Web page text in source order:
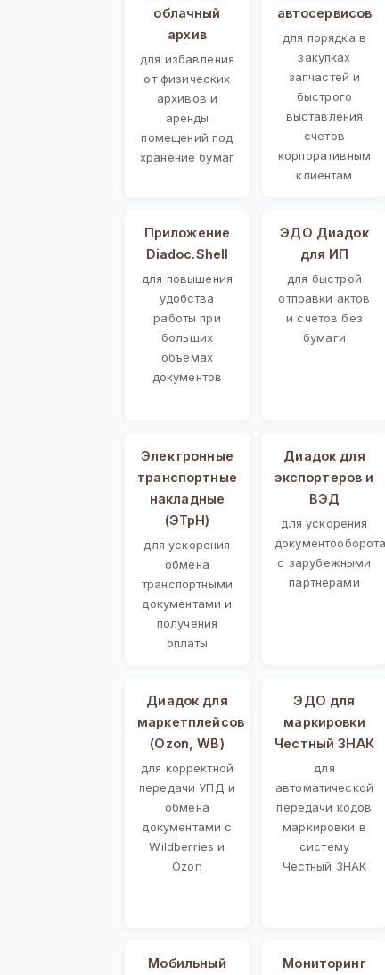
облачный
архив
для избавления
от физических
архивов и
аренды
помещений под
хранение бумаг
автосервисов
для порядка в
закупках
запчастей и
быстрого
выставления
счетов
корпоративным
клиентам
Приложение
Diadoc.Shell
для повышения
удобства
работы при
больших
объемах
документов
ЭДО Диадок
для ИП
для быстрой
отправки актов
и счетов без
бумаги
Электронные
транспортные
накладные
(ЭТрН)
для ускорения
обмена
транспортными
документами и
получения
оплаты
Диадок для
экспортеров и
ВЭД
для ускорения
документооборота
с зарубежными
партнерами
Диадок для
маркетплейсов
(Ozon, WB)
для корректной
передачи УПД и
обмена
документами с
Wildberries и
Ozon
ЭДО для
маркировки
Честный ЗНАК
для
автоматической
передачи кодов
маркировки в
систему
Честный ЗНАК
Мобильный
Мониторинг